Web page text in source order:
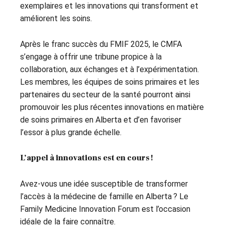
exemplaires et les innovations qui transforment et
améliorent les soins.
Après le franc succès du FMIF 2025, le CMFA
s’engage à offrir une tribune propice à la
collaboration, aux échanges et à l’expérimentation.
Les membres, les équipes de soins primaires et les
partenaires du secteur de la santé pourront ainsi
promouvoir les plus récentes innovations en matière
de soins primaires en Alberta et d’en favoriser
l’essor à plus grande échelle.
L’appel à innovations est en cours !
Avez-vous une idée susceptible de transformer
l’accès à la médecine de famille en Alberta ? Le
Family Medicine Innovation Forum est l’occasion
idéale de la faire connaître.